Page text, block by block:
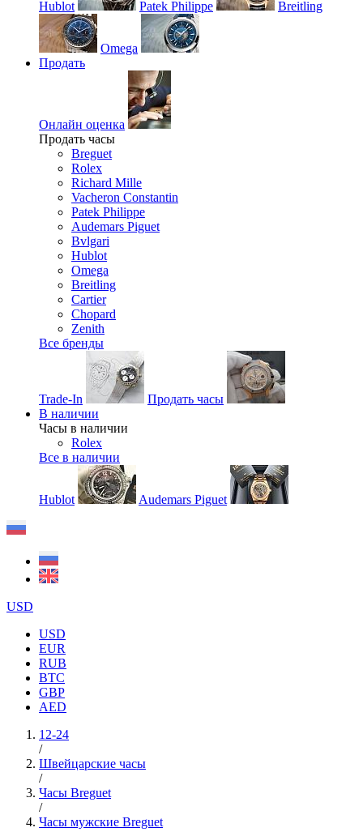
Hublot Patek Philippe Breitling
Omega
Продать
Онлайн оценка
Продать часы
Breguet
Rolex
Richard Mille
Vacheron Constantin
Patek Philippe
Audemars Piguet
Bvlgari
Hublot
Omega
Breitling
Cartier
Chopard
Zenith
Все бренды
Trade-In
Продать часы
В наличии
Часы в наличии
Rolex
Все в наличии
Hublot Audemars Piguet
USD
USD
EUR
RUB
BTC
GBP
AED
12-24
/
Швейцарские часы
/
Часы Breguet
/
Часы мужские Breguet